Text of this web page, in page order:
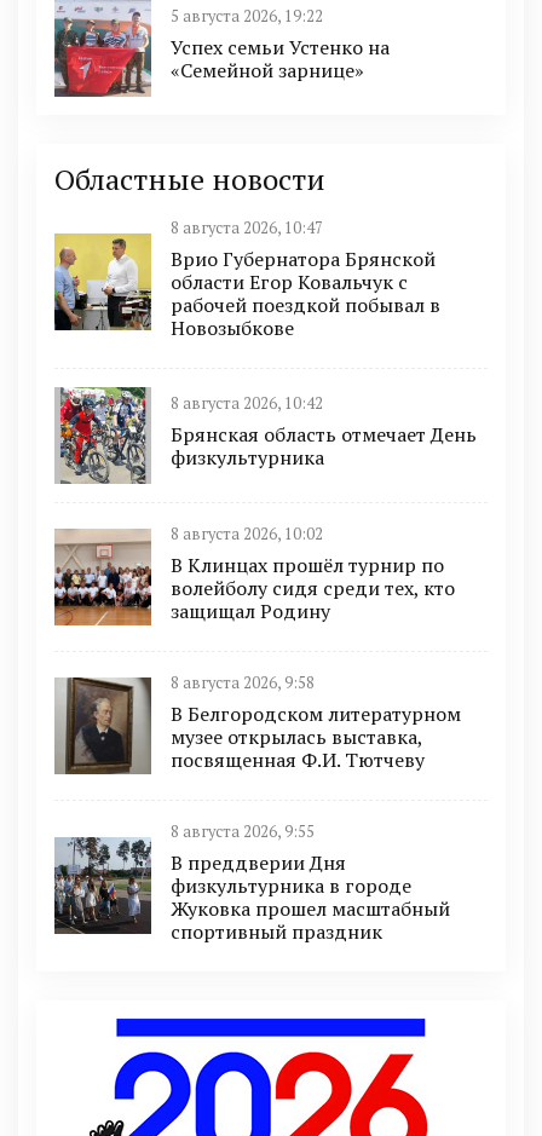
5 августа 2026, 19:22
Успех семьи Устенко на
«Семейной зарнице»
Областные новости
8 августа 2026, 10:47
Врио Губернатора Брянской
области Егор Ковальчук с
рабочей поездкой побывал в
Новозыбкове
8 августа 2026, 10:42
Брянская область отмечает День
физкультурника
8 августа 2026, 10:02
В Клинцах прошёл турнир по
волейболу сидя среди тех, кто
защищал Родину
8 августа 2026, 9:58
В Белгородском литературном
музее открылась выставка,
посвященная Ф.И. Тютчеву
8 августа 2026, 9:55
В преддверии Дня
физкультурника в городе
Жуковка прошел масштабный
спортивный праздник